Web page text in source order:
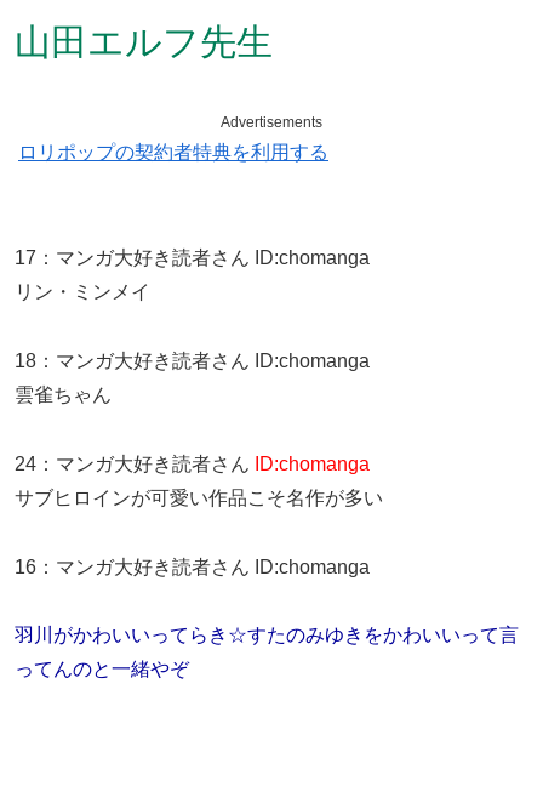
山田エルフ先生
Advertisements
ロリポップの契約者特典を利用する
17 ： マンガ大好き読者さん ID:chomanga
リン・ミンメイ
18 ： マンガ大好き読者さん ID:chomanga
雲雀ちゃん
24 ： マンガ大好き読者さん ID:chomanga
サブヒロインが可愛い作品こそ名作が多い
16 ： マンガ大好き読者さん ID:chomanga
羽川がかわいいってらき☆すたのみゆきをかわいいって言
ってんのと一緒やぞ